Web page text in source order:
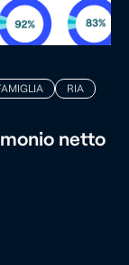
RIA
netto